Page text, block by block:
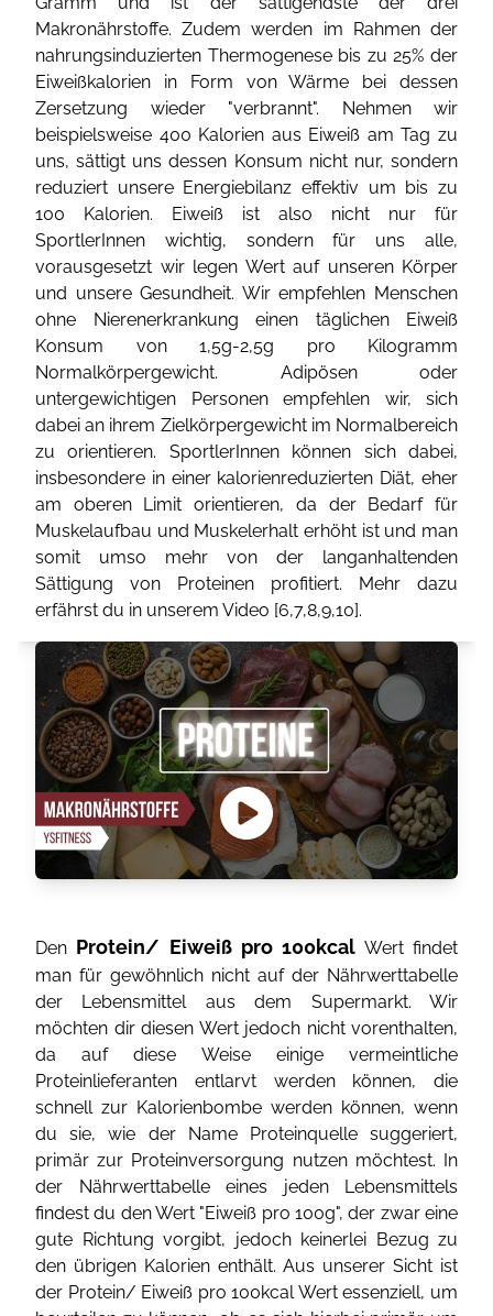
Makronährstoffe. Zudem werden im Rahmen der
nahrungsinduzierten Thermogenese bis zu 25% der
Eiweißkalorien in Form von Wärme bei dessen
Zersetzung wieder "verbrannt". Nehmen wir
beispielsweise 400 Kalorien aus Eiweiß am Tag zu
uns, sättigt uns dessen Konsum nicht nur, sondern
reduziert unsere Energiebilanz effektiv um bis zu
100 Kalorien. Eiweiß ist also nicht nur für
SportlerInnen wichtig, sondern für uns alle,
vorausgesetzt wir legen Wert auf unseren Körper
und unsere Gesundheit. Wir empfehlen Menschen
ohne Nierenerkrankung einen täglichen Eiweiß
Konsum von 1,5g-2,5g pro Kilogramm
Normalkörpergewicht. Adipösen oder
untergewichtigen Personen empfehlen wir, sich
dabei an ihrem Zielkörpergewicht im Normalbereich
zu orientieren. SportlerInnen können sich dabei,
insbesondere in einer kalorienreduzierten Diät, eher
am oberen Limit orientieren, da der Bedarf für
Muskelaufbau und Muskelerhalt erhöht ist und man
somit umso mehr von der langanhaltenden
Sättigung von Proteinen profitiert. Mehr dazu
erfährst du in unserem Video [6,7,8,9,10].
Den Protein/ Eiweiß pro 100kcal Wert findet
man für gewöhnlich nicht auf der Nährwerttabelle
der Lebensmittel aus dem Supermarkt. Wir
möchten dir diesen Wert jedoch nicht vorenthalten,
da auf diese Weise einige vermeintliche
Proteinlieferanten entlarvt werden können, die
schnell zur Kalorienbombe werden können, wenn
du sie, wie der Name Proteinquelle suggeriert,
primär zur Proteinversorgung nutzen möchtest. In
der Nährwerttabelle eines jeden Lebensmittels
findest du den Wert "Eiweiß pro 100g", der zwar eine
gute Richtung vorgibt, jedoch keinerlei Bezug zu
den übrigen Kalorien enthält. Aus unserer Sicht ist
der Protein/ Eiweiß pro 100kcal Wert essenziell, um